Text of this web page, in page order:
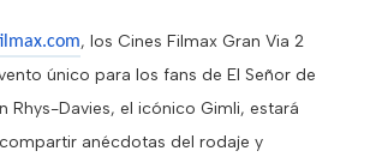
, los Cines Filmax Gran Via 2
único para los fans de El Señor de
Rhys-Davies, el icónico Gimli, estará
anécdotas del rodaje y